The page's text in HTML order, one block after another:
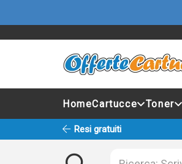
HomeCartucce Toner
Resi gratuiti